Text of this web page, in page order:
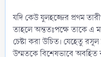
যদি কেউ যুলহজ্জের প্রথম
তাহলে অন্ততঃপক্ষে তাকে এ
চেষ্টা করা উচিত। যেহেতু
উম্মতকে বিশেষভাবে অবহিত